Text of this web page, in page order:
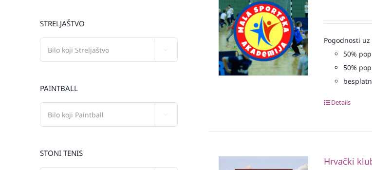
Pogodnosti
50%
50%
Details
Hrvački
STRELJAŠTVO
PAINTBALL
STONI TENIS